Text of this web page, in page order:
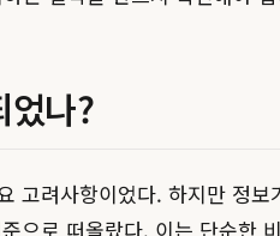
었나?
고려사항이었다. 하지만 정
으로 떠올랐다. 이는 단순한